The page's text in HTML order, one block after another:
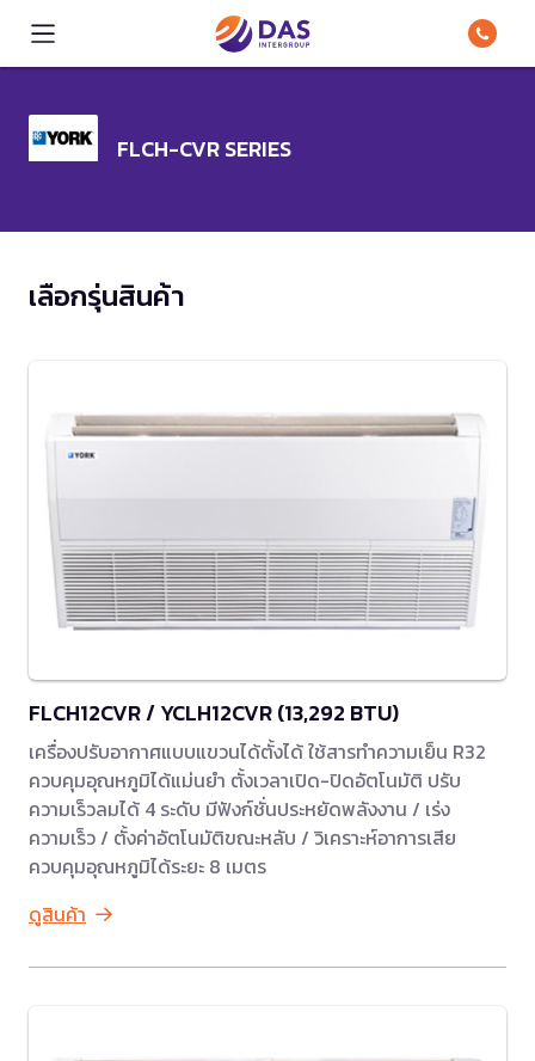
FLCH-CVR SERIES
เลือกรุ่นสินค้า
FLCH12CVR / YCLH12CVR (13,292 BTU)
เครื่องปรับอากาศแบบแขวนได้ตั้งได้ ใช้สารทำความเย็น R32
ควบคุมอุณหภูมิได้แม่นยำ ตั้งเวลาเปิด-ปิดอัตโนมัติ ปรับ
ความเร็วลมได้ 4 ระดับ มีฟังก์ชั่นประหยัดพลังงาน / เร่ง
ความเร็ว / ตั้งค่าอัตโนมัติขณะหลับ / วิเคราะห์อาการเสีย
ควบคุมอุณหภูมิได้ระยะ 8 เมตร
ดูสินค้า